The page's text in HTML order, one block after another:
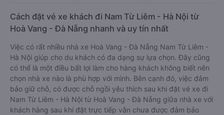
Cách đặt vé xe khách đi Nam Từ Liêm - Hà Nội từ
Hoà Vang - Đà Nẵng nhanh và uy tín nhất
Việc có rất nhiều nhà xe Hoà Vang - Đà Nẵng Nam Từ Liêm -
Hà Nội giúp cho du khách có đa dạng sự lựa chọn. Đây cũng
có thể là một điều bất lợi làm cho hàng khách không biết nên
chọn nhà xe nào là phù hợp với mình. Bên cạnh đó, việc đảm
bảo giữ chỗ, có được chỗ ngồi yêu thích sau khi đặt vé xe đi
Nam Từ Liêm - Hà Nội từ Hoà Vang - Đà Nẵng giữa nhà xe với
khách hàng sau khi đặt trực tiếp vẫn chưa được đảm bảo